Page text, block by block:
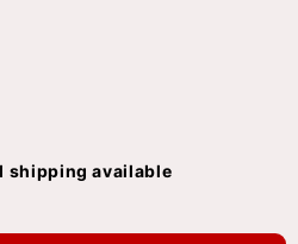
shipping available